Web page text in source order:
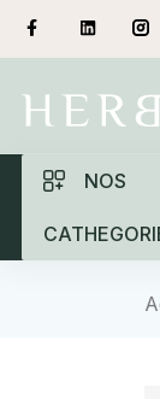
NOS